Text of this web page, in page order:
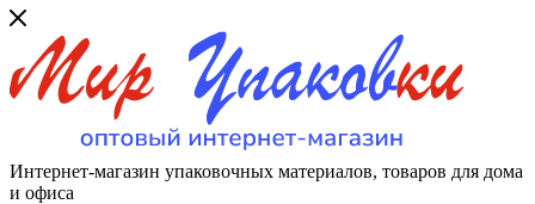
Интернет-магазин упаковочных материалов, товаров для дома
и офиса